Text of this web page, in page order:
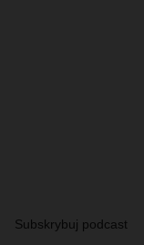
Subskrybuj podcast